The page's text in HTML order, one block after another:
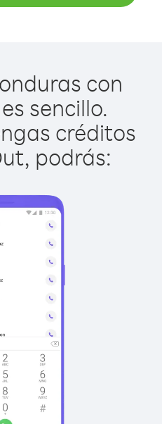
con
sencillo.
créditos
podrás: